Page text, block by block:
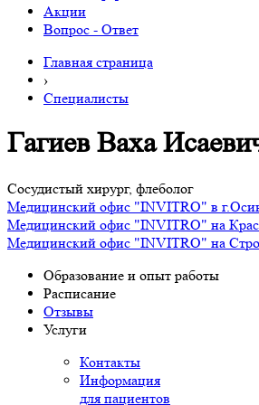
Акции
Вопрос - Ответ
Главная страница
›
Специалисты
Гагиев Ваха
Сосудистый хирург, флеболог
Медицинский офис "INVITRO" в
Медицинский офис "INVITRO" на
Медицинский офис "INVITRO" на
Образование и опыт работы
Расписание
Отзывы
Услуги
Контакты
Информация
для пациентов